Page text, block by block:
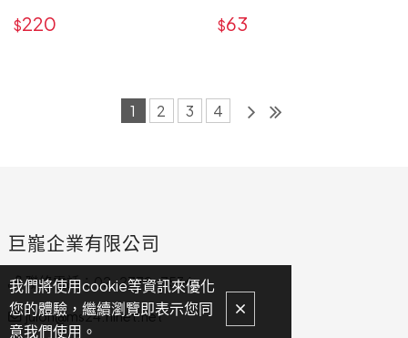
$220
$63
1 2 3 4
巨巃企業有限公司
聯絡電話：02-2772-7536
julon@ms24.hinet.net
我們將使用cookie等資訊來優化
您的體驗，繼續瀏覽即表示您同
意我們使用。